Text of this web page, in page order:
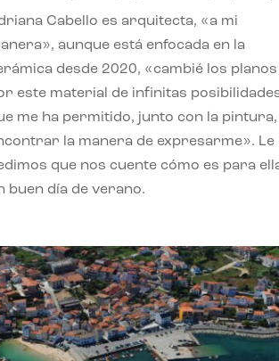
Cabello es arquitecta, «a mi
aunque está enfocada en la
desde 2020, «cambié los planos
este material de infinitas
me ha permitido, junto con la pintura,
la manera de expresarme». Le
que nos cuente cómo es para
buen día de verano.